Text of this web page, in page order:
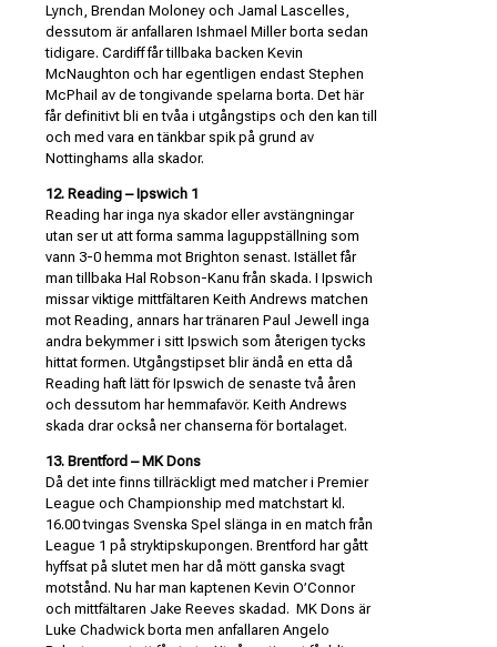
Lynch, Brendan Moloney och Jamal Lascelles,
dessutom är anfallaren Ishmael Miller borta sedan
tidigare. Cardiff får tillbaka backen Kevin
McNaughton och har egentligen endast Stephen
McPhail av de tongivande spelarna borta. Det här
får definitivt bli en tvåa i utgångstips och den kan till
och med vara en tänkbar spik på grund av
Nottinghams alla skador.
12. Reading – Ipswich 1
Reading har inga nya skador eller avstängningar
utan ser ut att forma samma laguppställning som
vann 3-0 hemma mot Brighton senast. Istället får
man tillbaka Hal Robson-Kanu från skada. I Ipswich
missar viktige mittfältaren Keith Andrews matchen
mot Reading, annars har tränaren Paul Jewell inga
andra bekymmer i sitt Ipswich som återigen tycks
hittat formen. Utgångstipset blir ändå en etta då
Reading haft lätt för Ipswich de senaste två åren
och dessutom har hemmafavör. Keith Andrews
skada drar också ner chanserna för bortalaget.
13. Brentford – MK Dons
Då det inte finns tillräckligt med matcher i Premier
League och Championship med matchstart kl.
16.00 tvingas Svenska Spel slänga in en match från
League 1 på stryktipskupongen. Brentford har gått
hyffsat på slutet men har då mött ganska svagt
motstånd. Nu har man kaptenen Kevin O’Connor
och mittfältaren Jake Reeves skadad. MK Dons är
Luke Chadwick borta men anfallaren Angelo